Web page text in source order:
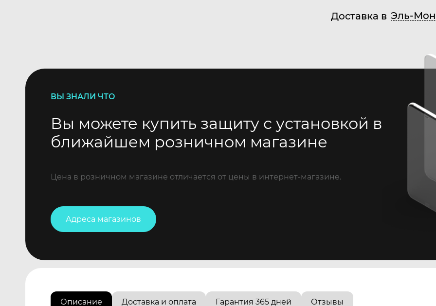
Доставка в Эль-
ВЫ ЗНАЛИ ЧТО
Вы можете купить защиту с установкой в
ближайшем розничном магазине
Цена в розничном магазине отличается от цены в интернет-магазине.
Адреса магазинов
Описание Доставка и оплата Гарантия 365 дней Отзывы